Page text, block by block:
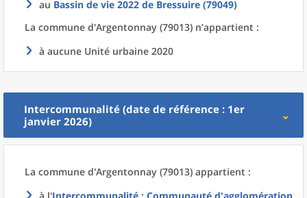
au Bassin de vie 2022 de Bressuire (79049)
La commune d'Argentonnay (79013) n’appartient :
à aucune Unité urbaine 2020
Intercommunalité (date de référence : 1er
janvier 2026)
La commune d'Argentonnay (79013) appartient :